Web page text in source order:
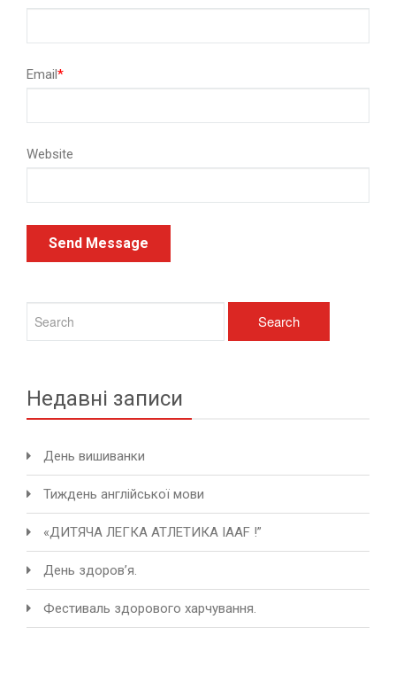
Email*
Website
Недавні записи
День вишиванки
Тиждень англійської мови
«ДИТЯЧА ЛЕГКА АТЛЕТИКА IAAF !”
День здоров’я.
Фестиваль здорового харчування.